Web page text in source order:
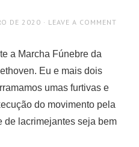
DE 2020 LEAVE A COMMENT
a Marcha Fúnebre da
Eu e mais dois
umas furtivas e
do movimento pela
de lacrimejantes seja bem